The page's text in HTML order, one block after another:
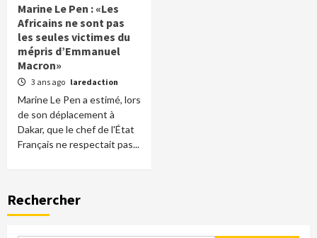
Marine Le Pen : «Les
Africains ne sont pas
les seules victimes du
mépris d’Emmanuel
Macron»
3 ans ago laredaction
Marine Le Pen a estimé, lors
de son déplacement à
Dakar, que le chef de l'État
Français ne respectait pas...
Rechercher